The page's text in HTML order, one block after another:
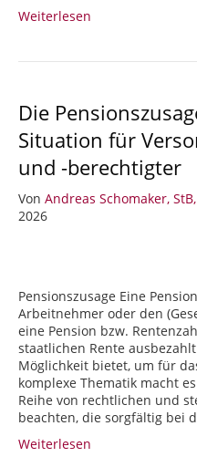
Weiterlesen
Die
Situation für
und -berechtigter
Von Andreas Schomaker,
2026
Pensionszusage Eine
Arbeitnehmer oder den
eine Pension bzw.
staatlichen Rente
Möglichkeit bietet, um für
komplexe Thematik macht
Reihe von rechtlichen und
beachten, die sorgfältig bei
Weiterlesen